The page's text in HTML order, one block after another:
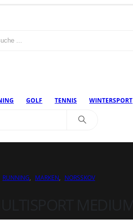
GOLF TENNIS WINTERSPORT
RUNNING, MARKEN, NORSSKOV